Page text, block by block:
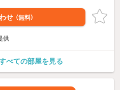
せ （無料）
供
べての部屋を見る